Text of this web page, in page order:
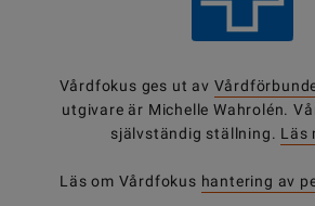
Vårdfokus ges ut av
utgivare är Michelle Wahrolén.
självständig ställning. Läs
Läs om Vårdfokus hantering av